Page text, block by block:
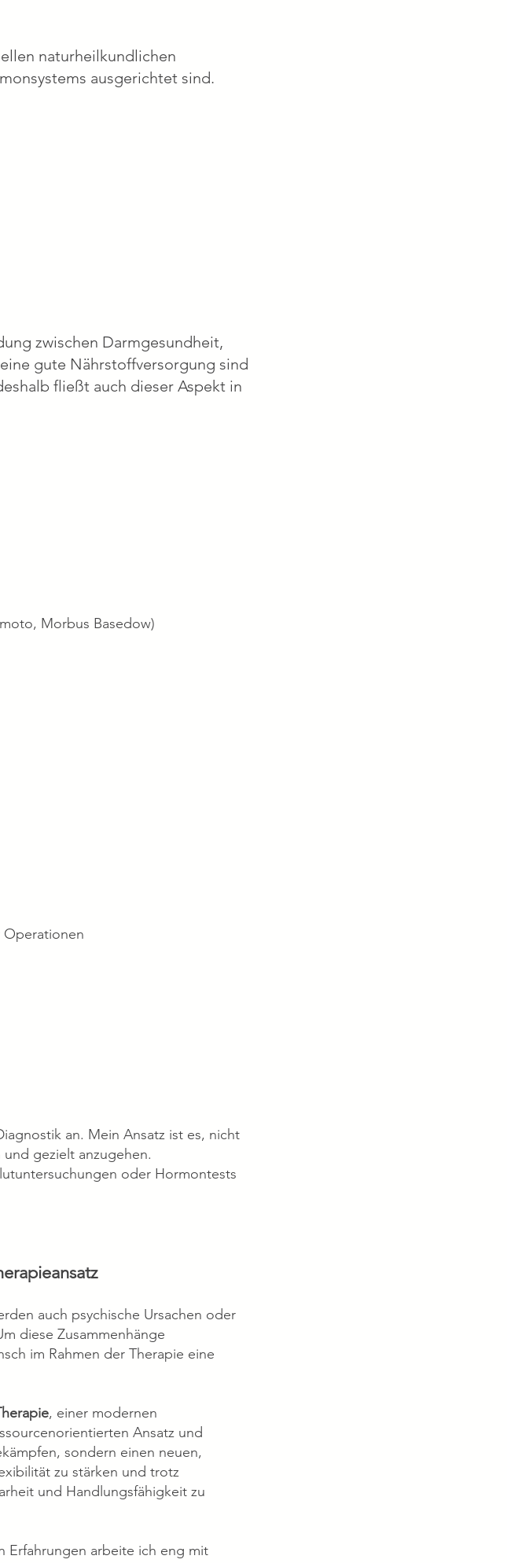
naturheilkundlichen
ausgerichtet sind.
zwischen Darmgesundheit,
gute Nährstoffversorgung sind
fließt auch dieser Aspekt in
Morbus Basedow)
Operationen
an. Mein Ansatz ist es, nicht
gezielt anzugehen.
oder Hormontests
auch psychische Ursachen oder
diese Zusammenhänge
im Rahmen der Therapie eine
, einer modernen
Ansatz und
sondern einen neuen,
zu stärken und trotz
und Handlungsfähigkeit zu
Erfahrungen arbeite ich eng mit